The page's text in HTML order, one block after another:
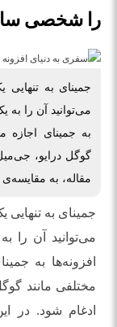
را شخصی‌
جمینای به تنهایی
می‌توانید آن را به
به جمینای اجازه
گوگل درایو،
مقاله، به
جمینای به تنهایی
می‌توانید آن را
افزونه‌ها به
مختلفی مانند
ادغام شود. در